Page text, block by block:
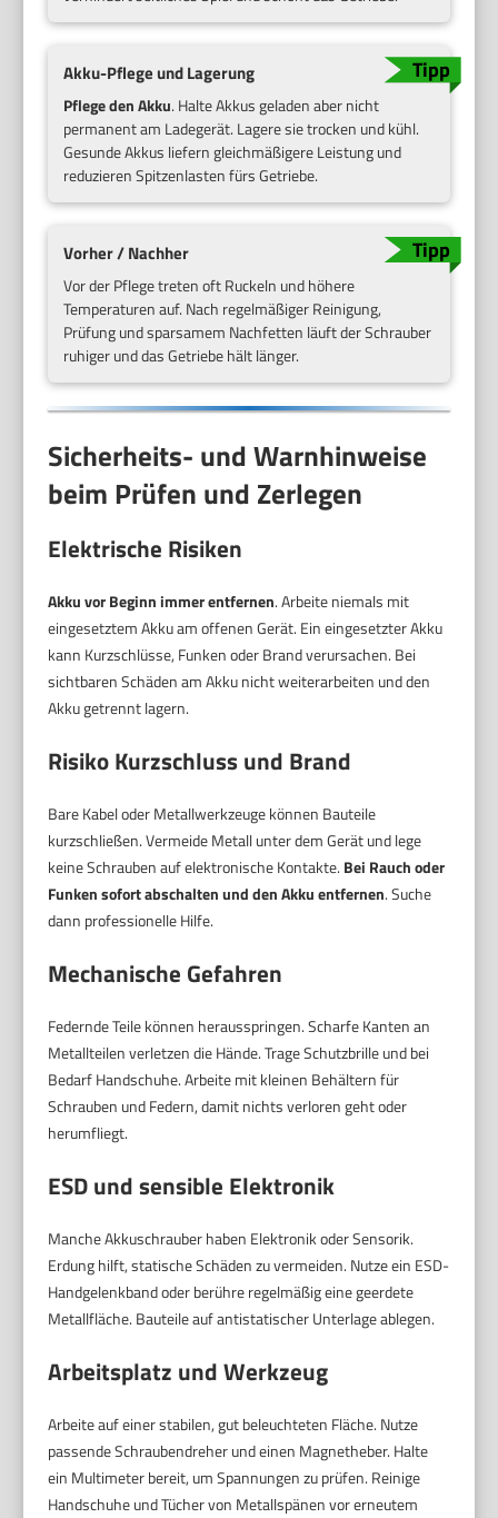
Akku-Pflege und Lagerung
Pflege den Akku. Halte Akkus geladen aber nicht
permanent am Ladegerät. Lagere sie trocken und kühl.
Gesunde Akkus liefern gleichmäßigere Leistung und
reduzieren Spitzenlasten fürs Getriebe.
Vorher / Nachher
Vor der Pflege treten oft Ruckeln und höhere
Temperaturen auf. Nach regelmäßiger Reinigung,
Prüfung und sparsamem Nachfetten läuft der Schrauber
ruhiger und das Getriebe hält länger.
Sicherheits- und Warnhinweise
beim Prüfen und Zerlegen
Elektrische Risiken
Akku vor Beginn immer entfernen. Arbeite niemals mit
eingesetztem Akku am offenen Gerät. Ein eingesetzter Akku
kann Kurzschlüsse, Funken oder Brand verursachen. Bei
sichtbaren Schäden am Akku nicht weiterarbeiten und den
Akku getrennt lagern.
Risiko Kurzschluss und Brand
Bare Kabel oder Metallwerkzeuge können Bauteile
kurzschließen. Vermeide Metall unter dem Gerät und lege
keine Schrauben auf elektronische Kontakte. Bei Rauch oder
Funken sofort abschalten und den Akku entfernen. Suche
dann professionelle Hilfe.
Mechanische Gefahren
Federnde Teile können herausspringen. Scharfe Kanten an
Metallteilen verletzen die Hände. Trage Schutzbrille und bei
Bedarf Handschuhe. Arbeite mit kleinen Behältern für
Schrauben und Federn, damit nichts verloren geht oder
herumfliegt.
ESD und sensible Elektronik
Manche Akkuschrauber haben Elektronik oder Sensorik.
Erdung hilft, statische Schäden zu vermeiden. Nutze ein ESD-
Handgelenkband oder berühre regelmäßig eine geerdete
Metallfläche. Bauteile auf antistatischer Unterlage ablegen.
Arbeitsplatz und Werkzeug
Arbeite auf einer stabilen, gut beleuchteten Fläche. Nutze
passende Schraubendreher und einen Magnetheber. Halte
ein Multimeter bereit, um Spannungen zu prüfen. Reinige
Handschuhe und Tücher von Metallspänen vor erneutem